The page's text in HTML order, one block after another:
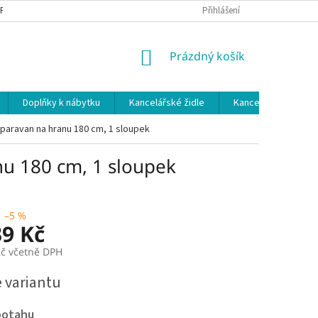
Přihlášení
NÁKUPNÍ
Prázdný košík
Doplňky k nábytku Kancelářské židle
Kancelářské
na hranu 180 cm, 1 sloupek
180 cm, 1 sloupek
–5 %
Kč
včetně DPH
variantu